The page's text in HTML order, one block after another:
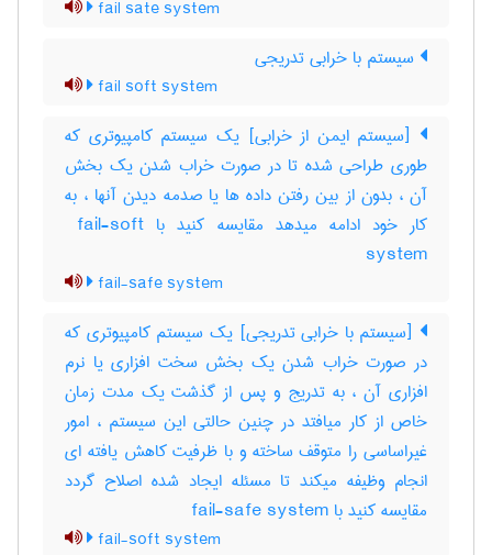
fail sate system
سیستم با خرابی تدریجی
fail soft system
[سیستم ایمن از خرابی] یک سیستم کامپیوتری که
طوری طراحی شده تا در صورت خراب شدن یک بخش
آن ، بدون از بین رفتن داده ها یا صدمه دیدن آنها ، به
کار خود ادامه میدهد مقایسه کنید با ‎ fail-soft
system
fail-safe system
[سیستم با خرابی تدریجی] یک سیستم کامپیوتری که
در صورت خراب شدن یک بخش سخت افزاری یا نرم
افزاری آن ، به تدریج و پس از گذشت یک مدت زمان
خاص از کار میافتد در چنین حالتی این سیستم ، امور
غیراساسی را متوقف ساخته و با ظرفیت کاهش یافته ای
انجام وظیفه میکند تا مسئله ایجاد شده اصلاح گردد
مقایسه کنید با ‎ fail-safe system
fail-soft system